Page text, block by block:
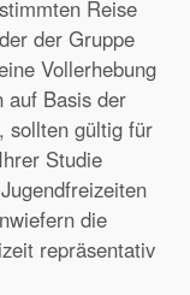
Reise
der Gruppe
Vollerhebung
auf Basis der
sollten gültig für
Studie
die
repräsentativ